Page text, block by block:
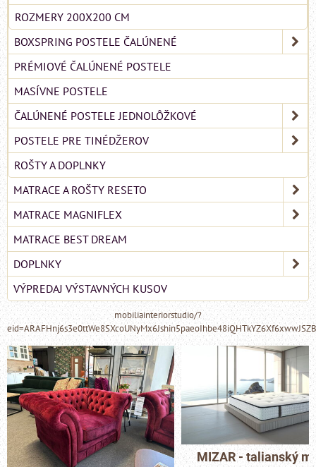
ROZMERY 200X200 CM
BOXSPRING POSTELE ČALÚNENÉ
PRÉMIOVÉ ČALÚNENÉ POSTELE
MASÍVNE POSTELE
ČALÚNENÉ POSTELE JEDNOLÔŽKOVÉ
POSTELE PRE TINÉDŽEROV
ROŠTY A DOPLNKY
MATRACE A ROŠTY RESETO
MATRACE MAGNIFLEX
MATRACE BEST DREAM
DOPLNKY
VÝPREDAJ VÝSTAVNÝCH KUSOV
mobiliainteriorstudio/?
MIZAR - talianský matrac